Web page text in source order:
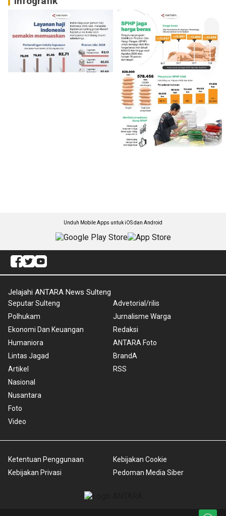
Unduh Mobile Apps untuk iOS dan Android
Jelajahi ANTARA News Sulteng
Seputar Sulteng
Polhukam
Ekonomi Dan Keuangan
Humaniora
Lintas Jagad
Artikel
Nasional
Nusantara
Foto
Video
Advetorial/rilis
Jurnalisme Warga
Redaksi
ANTARA Foto
BrandA
RSS
Ketentuan Penggunaan
Kebijakan Privasi
Kebijakan Cookie
Pedoman Media Siber